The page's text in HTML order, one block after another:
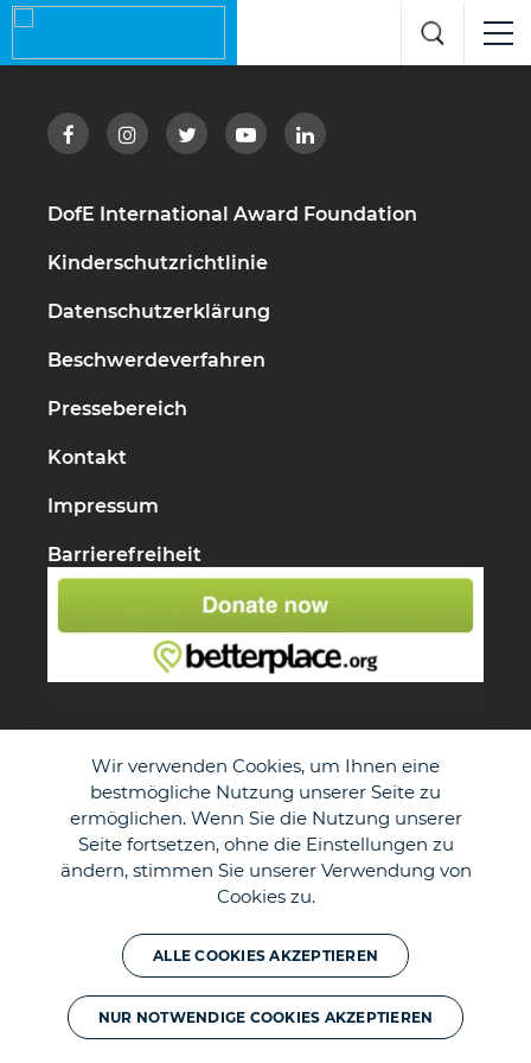
DofE International Award Foundation
Kinderschutzrichtlinie
Datenschutzerklärung
Beschwerdeverfahren
Pressebereich
Kontakt
Impressum
Barrierefreiheit
© The Duke of Edinburgh's International Award - Germany e.V.
Wir verwenden Cookies, um Ihnen eine
bestmögliche Nutzung unserer Seite zu
ermöglichen. Wenn Sie die Nutzung unserer
Seite fortsetzen, ohne die Einstellungen zu
ändern, stimmen Sie unserer Verwendung von
Cookies zu.
ALLE COOKIES AKZEPTIEREN
NUR NOTWENDIGE COOKIES AKZEPTIEREN